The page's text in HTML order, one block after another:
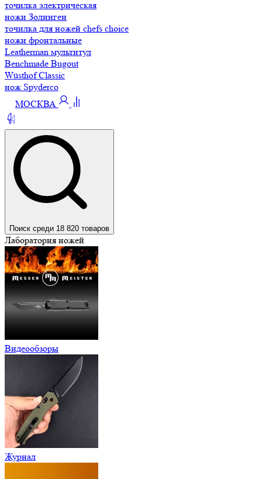
точилка электрическая
ножи Золинген
точилка для ножей chefs choice
ножи фронтальные
Leatherman мультитул
Benchmade Bugout
Wüsthof Classic
нож Spyderco
МОСКВА
Поиск среди 18 820 товаров
Лаборатория ножей
Видеообзоры
Журнал